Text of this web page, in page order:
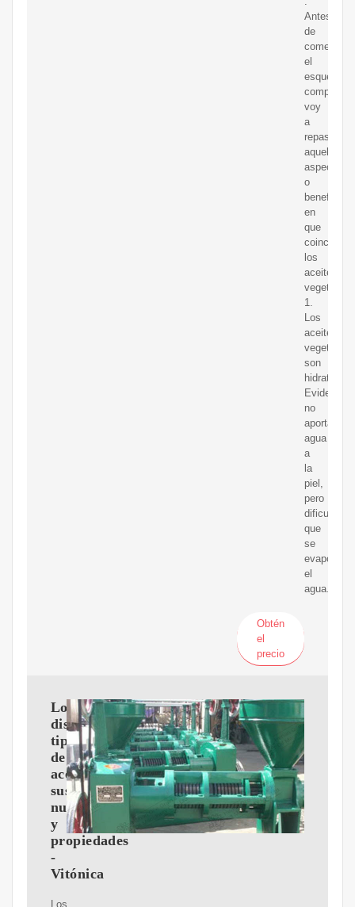
Antes
de
comentar
el
esquema
voy
a
repasar
aquellos
aspectos
o
beneficios
en
que
coinciden
los
aceites
vegetales.
1.
Los
aceites
vegetales
son
no
aportan
agua
a
la
piel,
pero
dificultan
que
se
evapore
el
agua.
Obtén
el
precio
Los
distintos
tipos
de
aceites:
sus
nutrientes
y
propiedades
-
Vitónica
Los